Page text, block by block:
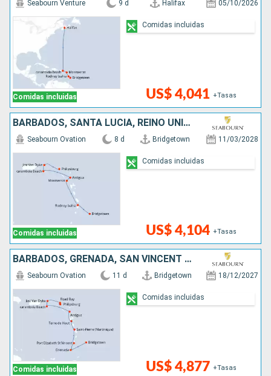
Comidas incluidas
Seabourn Venture 9 d Halifax 05/10/2026
US$ 4,041 +Tasas
Comidas incluidas
BARBADOS, SANTA LUCIA, REINO UNIDO, ANTIGUA Y BARBUDA, ESTADOS UNIDOS, SAN MARTÍN
Comidas incluidas
Seabourn Ovation 8 d Bridgetown 11/03/2028
US$ 4,104 +Tasas
Comidas incluidas
BARBADOS, GRENADA, SAN VINCENT Y LAS GRANADINAS, ANTIGUA Y BARBUDA, ESTADOS UNIDOS, , SAN MARTÍN
Comidas incluidas
Seabourn Ovation 11 d Bridgetown 18/12/2027
US$ 4,877 +Tasas
Comidas incluidas